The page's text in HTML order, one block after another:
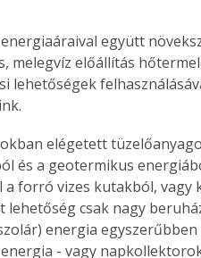
együtt
melegvíz előállítás
lehetőségek
elégetett
és a geotermikus
forró vizes kutakból, vagy
lehetőség csak nagy
energia
- vagy